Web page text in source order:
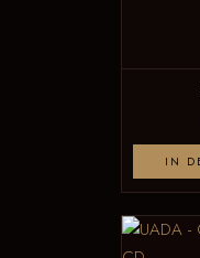
IN